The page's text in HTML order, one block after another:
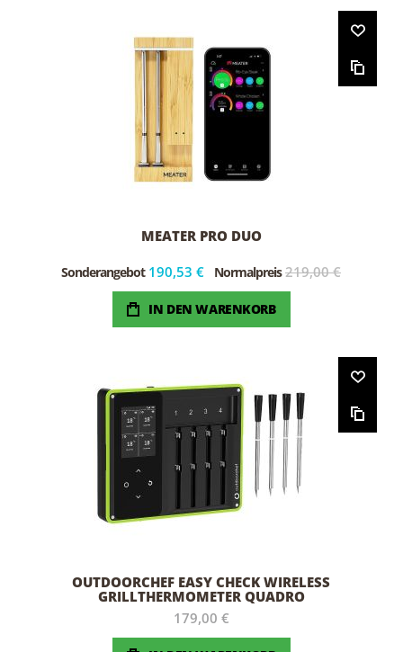
MEATER PRO DUO
Sonderangebot 190,53 € Normalpreis 219,00 €
IN DEN WARENKORB
OUTDOORCHEF EASY CHECK WIRELESS
GRILLTHERMOMETER QUADRO
179,00 €